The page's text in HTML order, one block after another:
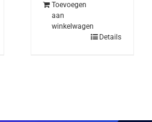
Toevoegen
aan
winkelwagen
Details